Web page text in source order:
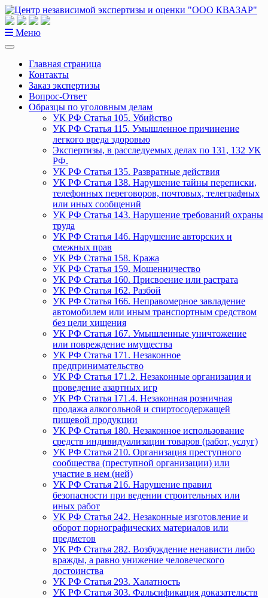
Перейти
к
содержанию
Меню
Главная страница
Контакты
Заказ экспертизы
Вопрос-Ответ
Образцы по уголовным делам
УК РФ Статья 105. Убийство
УК РФ Статья 115. Умышленное причинение
легкого вреда здоровью
Экспертизы, в расследуемых делах по 131, 132 УК
РФ.
УК РФ Статья 135. Развратные действия
УК РФ Статья 138. Нарушение тайны переписки,
телефонных переговоров, почтовых, телеграфных
или иных сообщений
УК РФ Статья 143. Нарушение требований охраны
труда
УК РФ Статья 146. Нарушение авторских и
смежных прав
УК РФ Статья 158. Кража
УК РФ Статья 159. Мошенничество
УК РФ Статья 160. Присвоение или растрата
УК РФ Статья 162. Разбой
УК РФ Статья 166. Неправомерное завладение
автомобилем или иным транспортным средством
без цели хищения
УК РФ Статья 167. Умышленные уничтожение
или повреждение имущества
УК РФ Статья 171. Незаконное
предпринимательство
УК РФ Статья 171.2. Незаконные организация и
проведение азартных игр
УК РФ Статья 171.4. Незаконная розничная
продажа алкогольной и спиртосодержащей
пищевой продукции
УК РФ Статья 180. Незаконное использование
средств индивидуализации товаров (работ, услуг)
УК РФ Статья 210. Организация преступного
сообщества (преступной организации) или
участие в нем (ней)
УК РФ Статья 216. Нарушение правил
безопасности при ведении строительных или
иных работ
УК РФ Статья 242. Незаконные изготовление и
оборот порнографических материалов или
предметов
УК РФ Статья 282. Возбуждение ненависти либо
вражды, а равно унижение человеческого
достоинства
УК РФ Статья 293. Халатность
УК РФ Статья 303. Фальсификация доказательств